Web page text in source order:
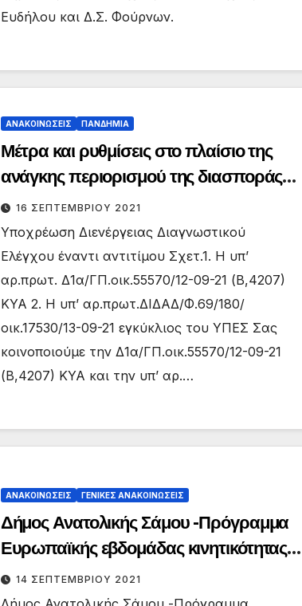
Ευδήλου και Δ.Σ. Φούρνων.
ΑΝΑΚΟΙΝΏΣΕΙΣ ΠΑΝΔΗΜΊΑ
Μέτρα και ρυθμίσεις στο πλαίσιο της
ανάγκης περιορισμού της διασποράς
του κορωνοϊού (60η ΕΓΚΥΚΛΙΟΣ) –
Υποχρέωση διενέργειας διαγνωστικού
ελέγχου – Παρακολούθηση
συμμόρφωσης με την υποχρέωση
εμβολιασμού
16 ΣΕΠΤΕΜΒΡΊΟΥ 2021
Υποχρέωση Διενέργειας Διαγνωστικού
Ελέγχου έναντι αντιτίμου Σχετ.1. Η υπ’
αρ.πρωτ. Δ1α/ΓΠ.οικ.55570/12-09-21 (Β,4207)
ΚΥΑ 2. Η υπ’ αρ.πρωτ.ΔΙΔΑΔ/Φ.69/180/
οικ.17530/13-09-21 εγκύκλιος του ΥΠΕΣ Σας
κοινοποιούμε την Δ1α/ΓΠ.οικ.55570/12-09-21
(Β,4207) ΚΥΑ και την υπ’ αρ.…
ΑΝΑΚΟΙΝΏΣΕΙΣ ΓΕΝΙΚΈΣ ΑΝΑΚΟΙΝΏΣΕΙΣ
Δήμος Ανατολικής Σάμου -Πρόγραμμα
Ευρωπαϊκής εβδομάδας κινητικότητας
16-22 Σεπτεμβρίου 2021
14 ΣΕΠΤΕΜΒΡΊΟΥ 2021